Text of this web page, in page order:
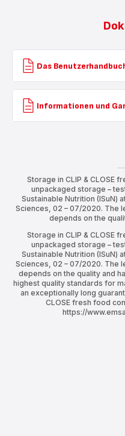
Das
Informationen und
Storage in CLIP & CLOSE
unpackaged storage –
Sustainable Nutrition (ISuN)
Sciences, 02 – 07/2020. The
depends on the
Storage in CLIP & CLOSE
unpackaged storage –
Sustainable Nutrition (ISuN)
Sciences, 02 – 07/2020. The
depends on the quality and
highest quality standards for
an exceptionally long
CLOSE fresh food
https://